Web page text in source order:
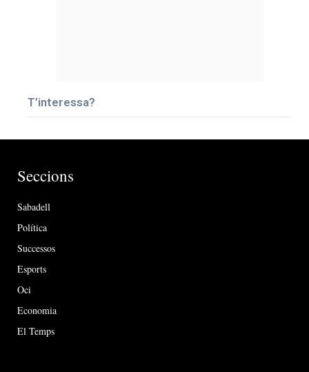
T’interessa?
Seccions
Sabadell
Política
Successos
Esports
Oci
Economia
El Temps